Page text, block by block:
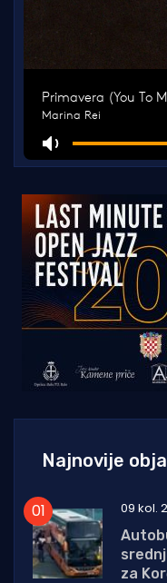
Najnovije
09 kol.
za